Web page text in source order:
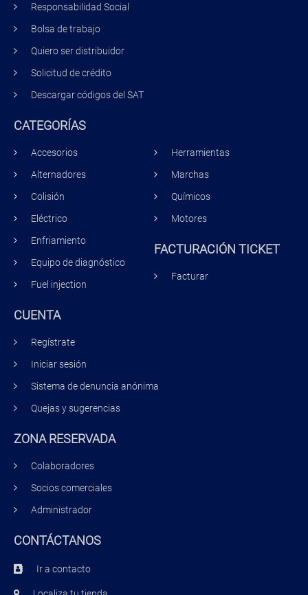
Responsabilidad Social
Bolsa de trabajo
Quiero ser distribuidor
Solicitud de crédito
Descargar códigos del SAT
CATEGORÍAS
Accesorios
Alternadores
Colisión
Eléctrico
Enfriamiento
Equipo de diagnóstico
Fuel injection
Herramientas
Marchas
Químicos
Motores
FACTURACIÓN TICKET
Facturar
CUENTA
Regístrate
Iniciar sesión
Sistema de denuncia anónima
Quejas y sugerencias
ZONA RESERVADA
Colaboradores
Socios comerciales
Administrador
CONTÁCTANOS
Ir a contacto